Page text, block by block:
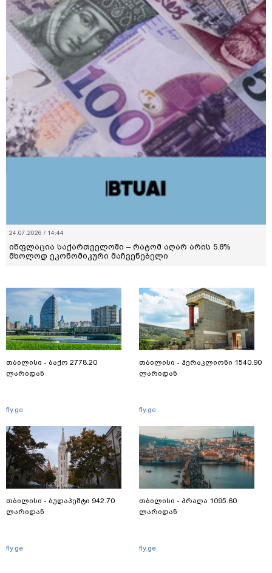
24.07.2026 / 14:44
ინფლაცია საქართველოში – რატომ აღარ არის 5.8%
მხოლოდ ეკონომიკური მაჩვენებელი
თბილისი - ბაქო 2778.20
ლარიდან
fly.ge
თბილისი - ბუდაპეშტი 942.70
ლარიდან
fly.ge
თბილისი - ჰერაკლიონი 1540.90
ლარიდან
fly.ge
თბილისი - პრაღა 1095.60
ლარიდან
fly.ge